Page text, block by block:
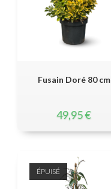
Fusain Doré 80 cm
49,95€
ÉPUISÉ